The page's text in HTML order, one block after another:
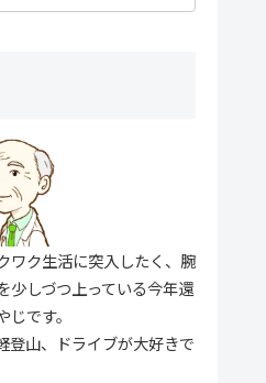
ワク生活に突入したく、腕
少しづつ上っている今年還
です。
登山、ドライブが大好きで